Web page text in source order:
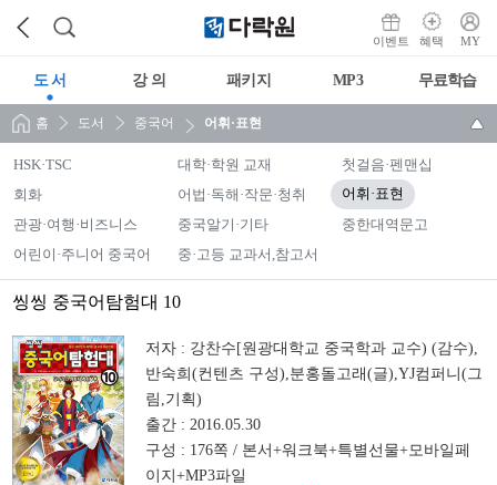
이벤트 혜택 MY
도 서 강 의 패키지 MP3 무료학습
홈 도서 중국어 어휘·표현
HSK·TSC 대학·학원 교재
첫걸음·펜맨십
회화
어법·독해·작문·청취 어휘·표현
관광·여행·비즈니스 중국알기·기타
중한대역문고
어린이·주니어 중국어
중·고등 교과서,참고서
씽씽 중국어탐험대 10
저자 : 강찬수[원광대학교 중국학과 교수) (감수),
반숙희(컨텐츠 구성),분홍돌고래(글),YJ컴퍼니(그
림,기획)
출간 : 2016.05.30
구성 : 176쪽 / 본서+워크북+특별선물+모바일페
이지+MP3파일